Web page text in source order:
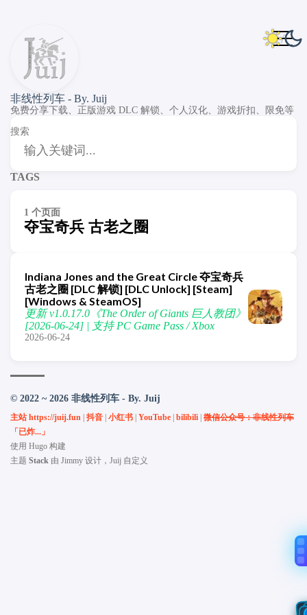
非线性列车 - By. Juij
免费分享下载、正版游戏 DLC 解锁、个人汉化、游戏折扣、限免等
搜索
TAGS
1 个页面
夺宝奇兵 古老之圈
Indiana Jones and the Great Circle 夺宝奇兵
古老之圈 [DLC 解锁] [DLC Unlock] [Steam]
[Windows & SteamOS]
更新 v1.0.17.0《The Order of Giants 巨人教团》
[2026-06-24] | 支持 PC Game Pass / Xbox
2026-06-24
© 2022 ~ 2026 非线性列车 - By. Juij
主站 https://juij.fun 抖音 小红书 YouTube bilibili 微信公众号：非线性列车
「已炸...」
使用 Hugo 构建
主题 Stack 由 Jimmy 设计，Juij 自定义